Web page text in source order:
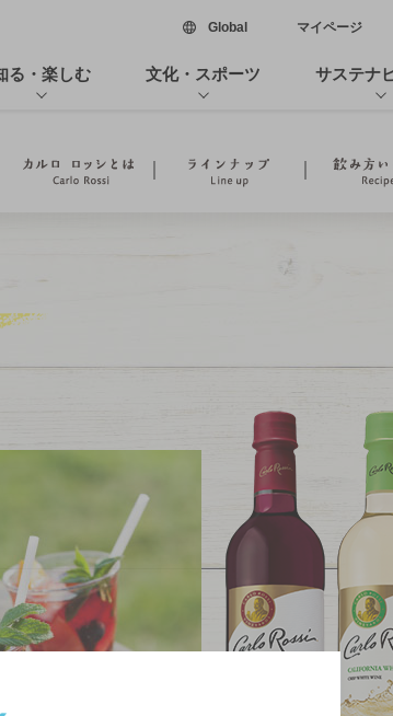
Global新しいウィンドウで開く
マイページ
る・楽しむ 文化・スポーツ サステナ